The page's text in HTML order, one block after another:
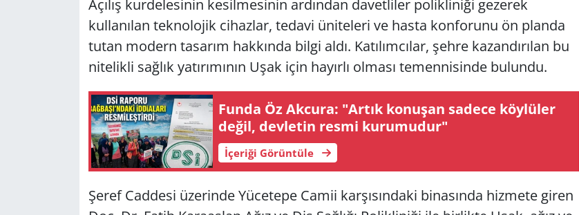
Açılış kurdelesinin kesilmesinin ardından davetliler polikliniği gezerek
kullanılan teknolojik cihazlar, tedavi üniteleri ve hasta konforunu ön planda
tutan modern tasarım hakkında bilgi aldı. Katılımcılar, şehre kazandırılan bu
nitelikli sağlık yatırımının Uşak için hayırlı olması temennisinde bulundu.
Funda Öz Akcura: "Artık konuşan sadece köylüler
değil, devletin resmi kurumudur"
İçeriği Görüntüle
Şeref Caddesi üzerinde Yücetepe Camii karşısındaki binasında hizmete giren